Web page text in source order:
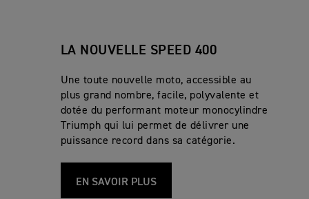
LA NOUVELLE SPEED 400
Une toute nouvelle moto, accessible au
plus grand nombre, facile, polyvalente et
dotée du performant moteur monocylindre
Triumph qui lui permet de délivrer une
puissance record dans sa catégorie.
EN SAVOIR PLUS